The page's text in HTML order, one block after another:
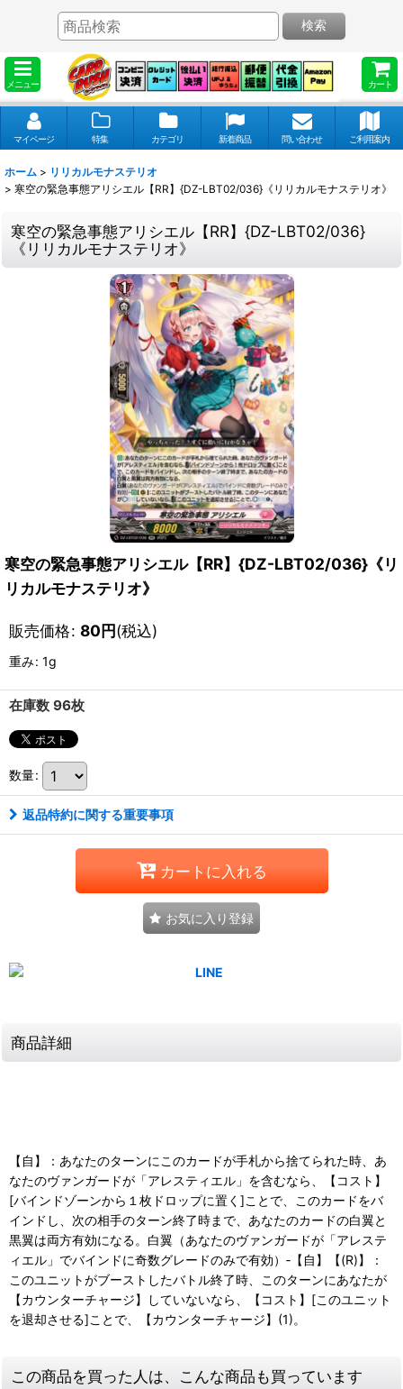
メニュー カート
検索
マイページ 特集 カテゴリ 新着商品 問い合わせ ご利用案内
ホーム > リリカルモナステリオ
> 寒空の緊急事態アリシエル【RR】{DZ-LBT02/036}《リリカルモナステリオ》
寒空の緊急事態アリシエル【RR】{DZ-LBT02/036}
《リリカルモナステリオ》
寒空の緊急事態アリシエル【RR】{DZ-LBT02/036}《リ
リカルモナステリオ》
販売価格: 80円(税込)
重み: 1g
在庫数 96枚
数量:
返品特約に関する重要事項
カートに入れる
お気に入り登録
商品詳細
【自】：あなたのターンにこのカードが手札から捨てられた時、あ
なたのヴァンガードが「アレスティエル」を含むなら、【コスト】
[バインドゾーンから１枚ドロップに置く]ことで、このカードをバ
インドし、次の相手のターン終了時まで、あなたのカードの白翼と
黒翼は両方有効になる。白翼（あなたのヴァンガードが「アレステ
ィエル」でバインドに奇数グレードのみで有効）‐【自】【(R)】：
このユニットがブーストしたバトル終了時、このターンにあなたが
【カウンターチャージ】していないなら、【コスト】[このユニット
を退却させる]ことで、【カウンターチャージ】(1)。
この商品を買った人は、こんな商品も買っています